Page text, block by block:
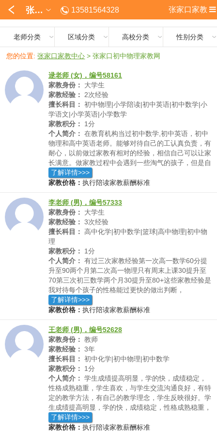
张家口 13581564328 张家口家教
老师分类 区域分类 高校分类 性别分类
您的位置:张家口家教中心 >张家口初中物理家教网
逯老师 (女)，编号58161
家教身份：
大学生
家教经验：
2次经验
擅长科目： 初中物理|小学陪读|初中英语|初中数学|小
学语文|小学英语|小学数学
家教积分：
1分
个人简介： 在教育机构当过初中数学,初中英语，初中
物理和高中英语老师。能够对待自己的工认真负责，有
耐心，以前做过家教有相对的经验，相信自己可以让家
长满意。做家教过程中会遇到一些淘气的孩子，但是自
己会有针对性的教育，用合适的方式引导学生，在对孩
子做心理辅导方面很有心得
了解详情>>>
家教价格： 执行陪读家教薪酬标准
李老师 (男)，编号57333
家教身份：
大学生
家教经验： 3次经验
擅长科目： 高中化学|初中数学|篮球|高中物理|初中物
理
家教积分：
1分
个人简介： 有过三次家教经验第一次高一数学60分提
升至90两个月第二次高一物理只有周末上课30提升至
70第三次初三数学两个月30提升至80+这些家教经验是
我对待每个孩子的性格能过更快的做出判断，
了解详情>>>
家教价格： 执行陪读家教薪酬标准
王老师 (男)，编号52628
家教身份： 教师
家教经验： 3年
擅长科目： 初中化学|初中物理|初中数学
家教积分：
1分
个人简介： 学生成绩提高明显，学的快，成绩稳定，
性格成熟稳重，学生喜欢，与学生交流沟通良好，有特
定的教学方法，有自己的教学理念，学生反映很好。学
生成绩提高明显，学的快，成绩稳定，性格成熟稳重，
学生喜欢，与学生交流沟通良好，有特定的教学方法，
有自己的教学理念，学生反映很好。学生成绩提高明
了解详情>>>
家教价格： 执行陪读家教薪酬标准